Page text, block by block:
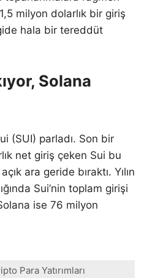
milyon dolarlık bir giriş
hala bir tereddüt
Solana
(SUI) parladı. Son bir
net giriş çeken Sui bu
ara geride bıraktı. Yılın
Sui’nin toplam girişi
ise 76 milyon
Para Yatırımları